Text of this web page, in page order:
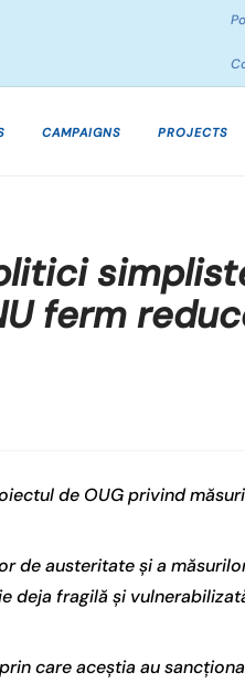
CAMPAIGNS PROJECTS
ferm
de OUG privind
de austeritate și a
deja fragilă și
care aceștia au